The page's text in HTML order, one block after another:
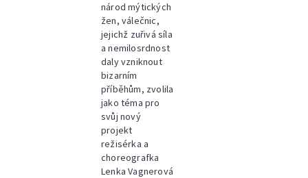
národ mýtických
žen, válečnic,
jejichž zuřivá síla
a nemilosrdnost
daly vzniknout
bizarním
příběhům, zvolila
jako téma pro
svůj nový
projekt
režisérka a
choreografka
Lenka Vagnerová